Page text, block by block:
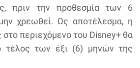
πριν την προθεσμία των 6
χρεωθεί. Ως αποτέλεσμα, η
περιεχόμενο του Disney+ θα
τέλος των έξι (6) μηνών της